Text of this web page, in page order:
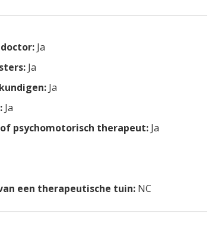
Ja
Ja
Ja
Ja
psychomotorisch therapeut: Ja
een therapeutische tuin: NC